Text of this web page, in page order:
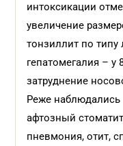
интоксикации
увеличение
тонзиллит по типу
гепатомегалия – у
затруднение
Реже наблюдались
афтозный
пневмония, отит,